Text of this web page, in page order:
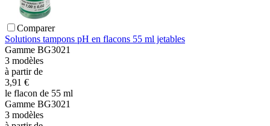
Comparer
Solutions tampons pH en flacons 55 ml jetables
Gamme BG3021
3 modèles
à partir de
3,91 €
le flacon de 55 ml
Gamme BG3021
3 modèles